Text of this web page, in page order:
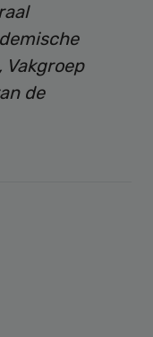
Vakgroep
de